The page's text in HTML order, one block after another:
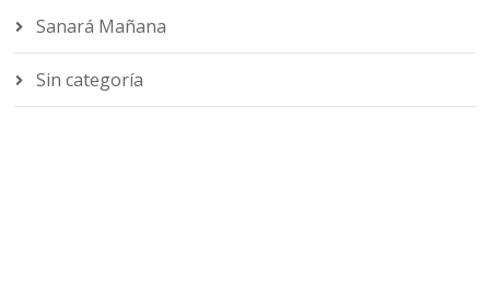
Sanará Mañana
Sin categoría